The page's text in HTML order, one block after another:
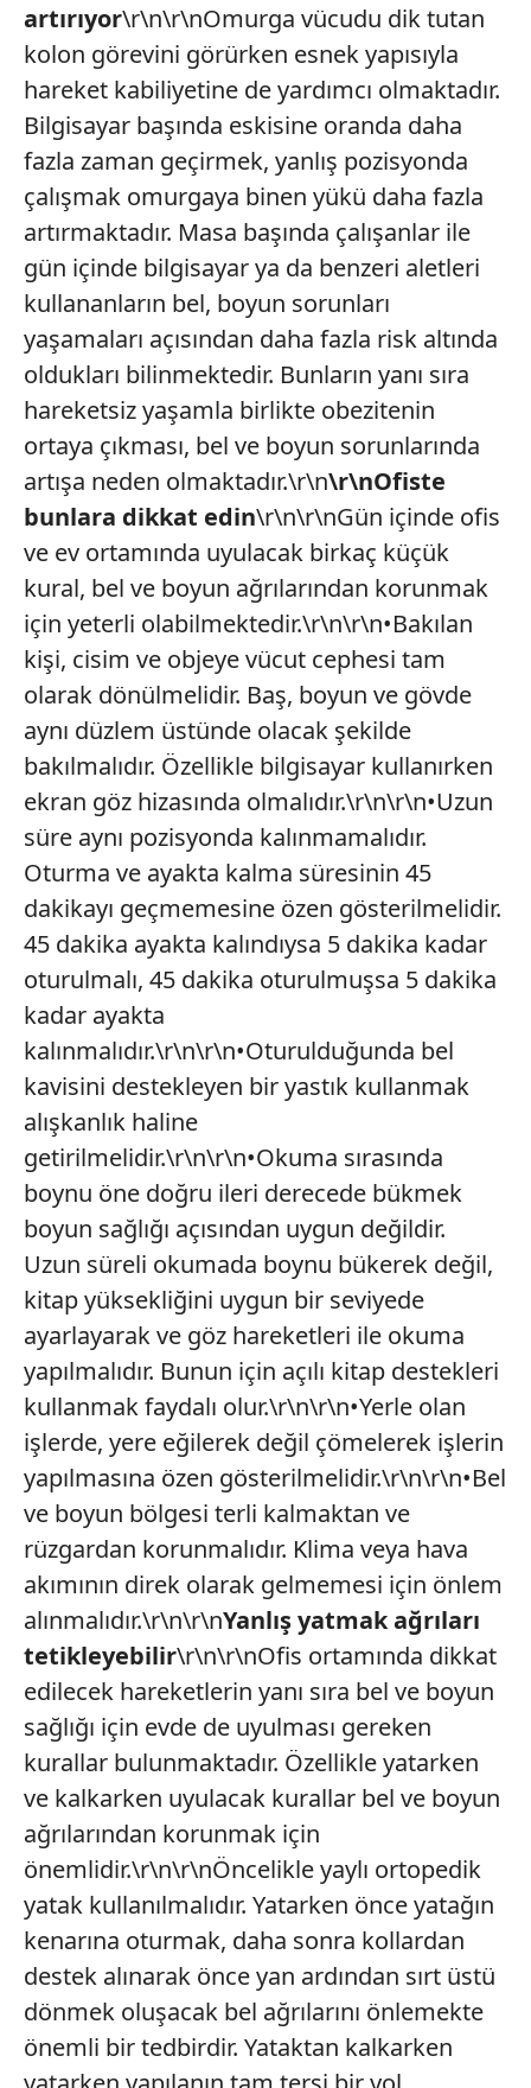
artırıyor\r\n\r\nOmurga vücudu dik tutan
kolon görevini görürken esnek yapısıyla
hareket kabiliyetine de yardımcı olmaktadır.
Bilgisayar başında eskisine oranda daha
fazla zaman geçirmek, yanlış pozisyonda
çalışmak omurgaya binen yükü daha fazla
artırmaktadır. Masa başında çalışanlar ile
gün içinde bilgisayar ya da benzeri aletleri
kullananların bel, boyun sorunları
yaşamaları açısından daha fazla risk altında
oldukları bilinmektedir. Bunların yanı sıra
hareketsiz yaşamla birlikte obezitenin
ortaya çıkması, bel ve boyun sorunlarında
artışa neden olmaktadır.\r\n\r\nOfiste
bunlara dikkat edin\r\n\r\nGün içinde ofis
ve ev ortamında uyulacak birkaç küçük
kural, bel ve boyun ağrılarından korunmak
için yeterli olabilmektedir.\r\n\r\n•Bakılan
kişi, cisim ve objeye vücut cephesi tam
olarak dönülmelidir. Baş, boyun ve gövde
aynı düzlem üstünde olacak şekilde
bakılmalıdır. Özellikle bilgisayar kullanırken
ekran göz hizasında olmalıdır.\r\n\r\n•Uzun
süre aynı pozisyonda kalınmamalıdır.
Oturma ve ayakta kalma süresinin 45
dakikayı geçmemesine özen gösterilmelidir.
45 dakika ayakta kalındıysa 5 dakika kadar
oturulmalı, 45 dakika oturulmuşsa 5 dakika
kadar ayakta
kalınmalıdır.\r\n\r\n•Oturulduğunda bel
kavisini destekleyen bir yastık kullanmak
alışkanlık haline
getirilmelidir.\r\n\r\n•Okuma sırasında
boynu öne doğru ileri derecede bükmek
boyun sağlığı açısından uygun değildir.
Uzun süreli okumada boynu bükerek değil,
kitap yüksekliğini uygun bir seviyede
ayarlayarak ve göz hareketleri ile okuma
yapılmalıdır. Bunun için açılı kitap destekleri
kullanmak faydalı olur.\r\n\r\n•Yerle olan
işlerde, yere eğilerek değil çömelerek işlerin
yapılmasına özen gösterilmelidir.\r\n\r\n•Bel
ve boyun bölgesi terli kalmaktan ve
rüzgardan korunmalıdır. Klima veya hava
akımının direk olarak gelmemesi için önlem
alınmalıdır.\r\n\r\nYanlış yatmak ağrıları
tetikleyebilir\r\n\r\nOfis ortamında dikkat
edilecek hareketlerin yanı sıra bel ve boyun
sağlığı için evde de uyulması gereken
kurallar bulunmaktadır. Özellikle yatarken
ve kalkarken uyulacak kurallar bel ve boyun
ağrılarından korunmak için
önemlidir.\r\n\r\nÖncelikle yaylı ortopedik
yatak kullanılmalıdır. Yatarken önce yatağın
kenarına oturmak, daha sonra kollardan
destek alınarak önce yan ardından sırt üstü
dönmek oluşacak bel ağrılarını önlemekte
önemli bir tedbirdir. Yataktan kalkarken